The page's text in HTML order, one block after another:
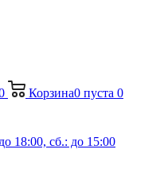
Корзина0 пуста 0
18:00, сб.: до 15:00